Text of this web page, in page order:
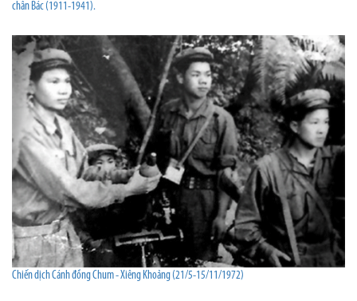
chân Bác (1911-1941).
Chiến dịch Cánh đồng Chum - Xiêng Khoảng (21/5-15/11/1972)